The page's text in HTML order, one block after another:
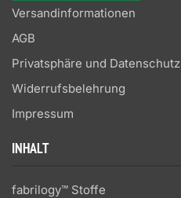
Versandinformationen
AGB
Privatsphäre und Datenschutz
Widerrufsbelehrung
Impressum
INHALT
fabrilogy™ Stoffe